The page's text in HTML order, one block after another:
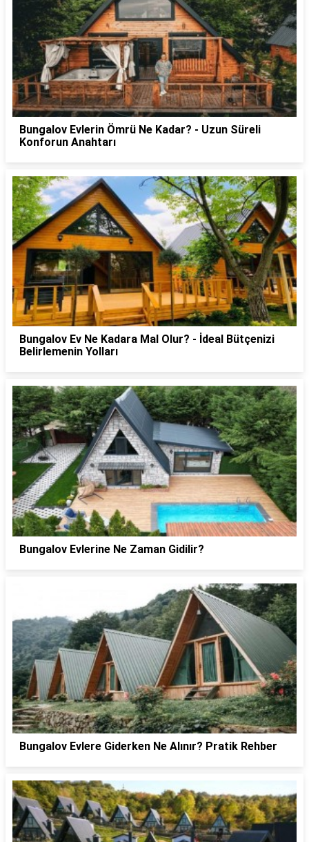
Bungalov Evlerin Ömrü Ne Kadar? - Uzun Süreli
Konforun Anahtarı
Bungalov Ev Ne Kadara Mal Olur? - İdeal Bütçenizi
Belirlemenin Yolları
Bungalov Evlerine Ne Zaman Gidilir?
Bungalov Evlere Giderken Ne Alınır? Pratik Rehber